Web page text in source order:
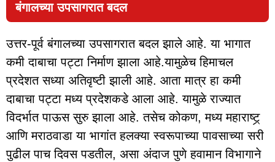
बंगालच्या उपसागरात बदल
उत्तर-पूर्व बंगालच्या उपसागरात बदल झाले आहे. या भागात
कमी दाबाचा पट्टा निर्माण झाला आहे.यामुळेच हिमाचल
प्रदेशत सध्या अतिवृष्टी झाली आहे. आता मात्र हा कमी
दाबाचा पट्टा मध्य प्रदेशकडे आला आहे. यामुळे राज्यात
विदर्भात पाऊस सुरु झाला आहे. तसेच कोकण, मध्य महाराष्ट्र्
आणि मराठवाडा या भागांत हलक्या स्वरूपाच्या पावसाच्या सरी
पुढील पाच दिवस पडतील, असा अंदाज पुणे हवामान विभागाने